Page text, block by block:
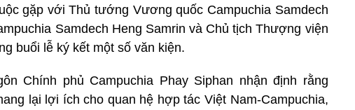
gặp với Thủ tướng Vương quốc Campuchia Samdech
Samdech Heng Samrin và Chủ tịch Thượng viện
buổi lễ ký kết một số văn kiện.
Chính phủ Campuchia Phay Siphan nhận định rằng
lại lợi ích cho quan hệ hợp tác Việt Nam-Campuchia,